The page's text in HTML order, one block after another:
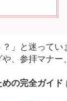
？」と迷ってい
、参拝マナ
の完全ガイド